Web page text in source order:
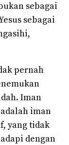
sebagai
sebagai
pernah
Iman
iman
yang tidak
dengan